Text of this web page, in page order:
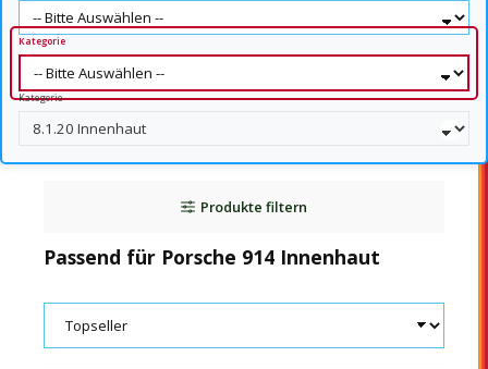
Kategorie
Kategorie
Produkte filtern
Passend für Porsche 914 Innenhaut